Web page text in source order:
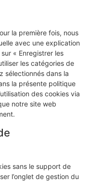
la première fois, nous
avec une explication
« Enregistrer les
les catégories de
sélectionnés dans la
la présente politique
des cookies via
notre site web
sans le support de
l’onglet de gestion du